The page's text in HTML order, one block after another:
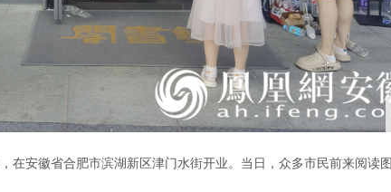
在安徽省合肥市滨湖新区津门水街开业。当日，众多市民前来阅读